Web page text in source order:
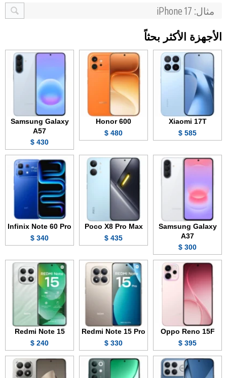
الأجهزة الأكثر بحثاً
Xiaomi 17T
585 $
Honor 600
480 $
Samsung Galaxy
A57
430 $
Samsung Galaxy
A37
300 $
Poco X8 Pro Max
435 $
Infinix Note 60 Pro
340 $
Oppo Reno 15F
395 $
Redmi Note 15 Pro
330 $
Redmi Note 15
240 $